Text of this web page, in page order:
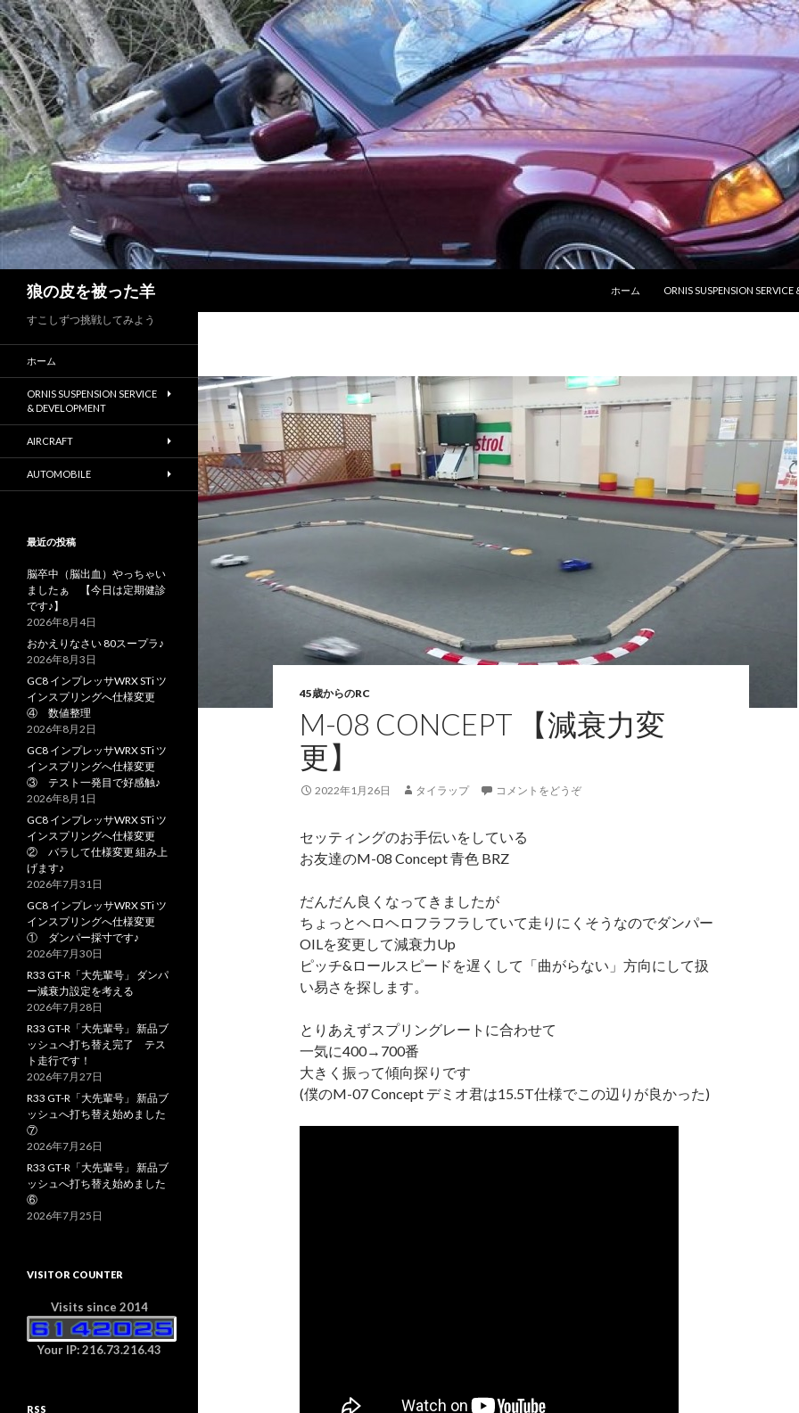
狼の皮を被った羊
ホーム
ORNIS SUSPENSION
45歳からのRC
M-08 CONCEPT 【減衰力変
更】
2022年1月26日 タイラップ コメントをどうぞ
セッティングのお手伝いをしている
お友達のM-08 Concept 青色 BRZ
だんだん良くなってきましたが
ちょっとヘロヘロフラフラしていて走りにくそうなのでダンパー
OILを変更して減衰力Up
ピッチ&ロールスピードを遅くして「曲がらない」方向にして扱
い易さを探します。
とりあえずスプリングレートに合わせて
一気に400→700番
大きく振って傾向探りです
(僕のM-07 Concept デミオ君は15.5T仕様でこの辺りが良かった)
すこしずつ挑戦してみよう
ホーム
ORNIS SUSPENSION SERVICE
& DEVELOPMENT
AIRCRAFT
AUTOMOBILE
最近の投稿
脳卒中（脳出血）やっちゃい
ましたぁ 【今日は定期健診
です♪】
2026年8月4日
おかえりなさい 80スープラ♪
2026年8月3日
GC8 インプレッサWRX STi ツ
インスプリングへ仕様変更
④ 数値整理
2026年8月2日
GC8 インプレッサWRX STi ツ
インスプリングへ仕様変更
③ テスト一発目で好感触♪
2026年8月1日
GC8 インプレッサWRX STi ツ
インスプリングへ仕様変更
② バラして仕様変更 組み上
げます♪
2026年7月31日
GC8 インプレッサWRX STi ツ
インスプリングへ仕様変更
① ダンパー採寸です♪
2026年7月30日
R33 GT-R「大先輩号」 ダンパ
ー減衰力設定を考える
2026年7月28日
R33 GT-R「大先輩号」 新品ブ
ッシュへ打ち替え完了 テス
ト走行です！
2026年7月27日
R33 GT-R「大先輩号」 新品ブ
ッシュへ打ち替え始めました
⑦
2026年7月26日
R33 GT-R「大先輩号」 新品ブ
ッシュへ打ち替え始めました
⑥
2026年7月25日
VISITOR COUNTER
Visits since 2014
Your IP: 216.73.216.43
RSS